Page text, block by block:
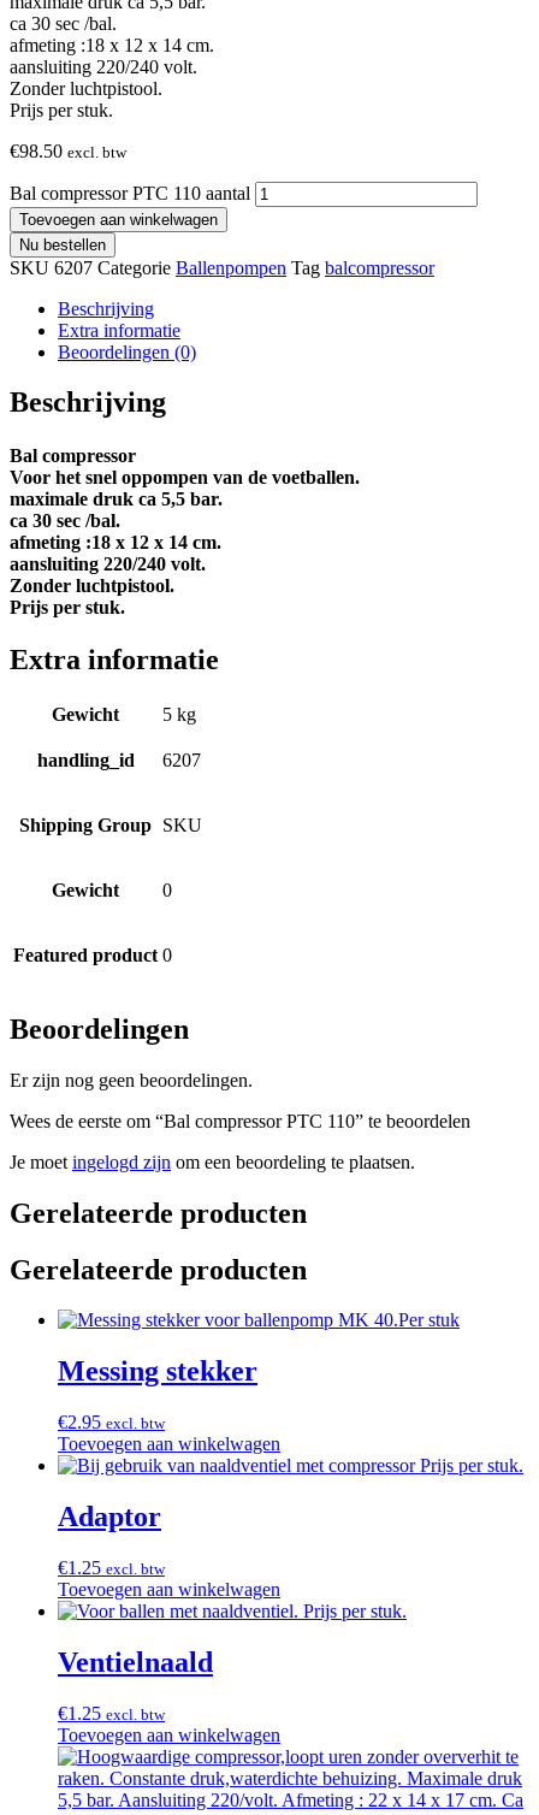
ca 30 sec /bal.
afmeting :18 x 12 x 14 cm.
aansluiting 220/240 volt.
Zonder luchtpistool.
Prijs per stuk.
€98.50 excl. btw
Bal compressor PTC 110 aantal
Toevoegen aan winkelwagen
Nu bestellen
SKU 6207 Categorie Ballenpompen Tag balcompressor
Beschrijving
Extra informatie
Beoordelingen (0)
Beschrijving
Bal compressor
Voor het snel oppompen van de voetballen.
maximale druk ca 5,5 bar.
ca 30 sec /bal.
afmeting :18 x 12 x 14 cm.
aansluiting 220/240 volt.
Zonder luchtpistool.
Prijs per stuk.
Extra informatie
Gewicht 5 kg
handling_id 6207
Shipping Group SKU
Gewicht 0
Featured product 0
Beoordelingen
Er zijn nog geen beoordelingen.
Wees de eerste om “Bal compressor PTC 110” te beoordelen
Je moet ingelogd zijn om een beoordeling te plaatsen.
Gerelateerde producten
Gerelateerde producten
Messing stekker
€2.95 excl. btw
Toevoegen aan winkelwagen
Adaptor
€1.25 excl. btw
Toevoegen aan winkelwagen
Ventielnaald
€1.25 excl. btw
Toevoegen aan winkelwagen